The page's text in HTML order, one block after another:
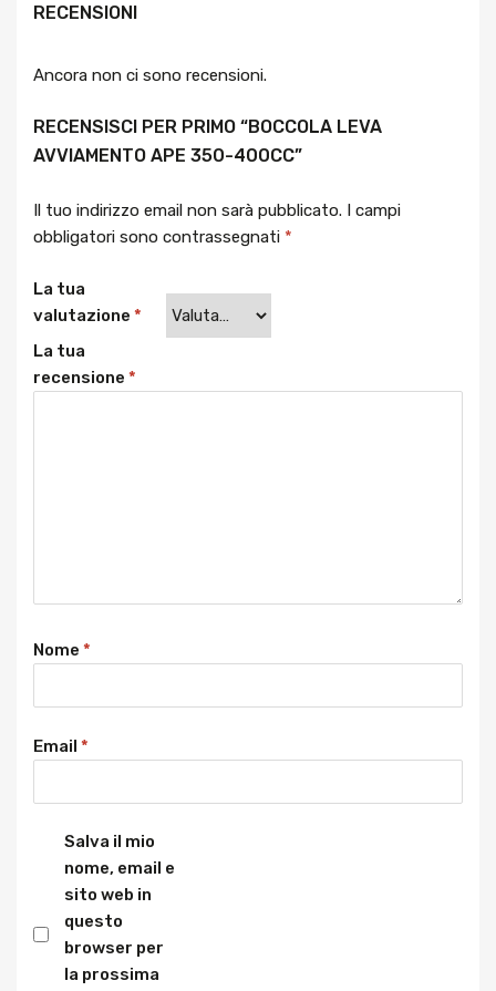
RECENSIONI
Ancora non ci sono recensioni.
RECENSISCI PER PRIMO “BOCCOLA LEVA
AVVIAMENTO APE 350-400CC”
Il tuo indirizzo email non sarà pubblicato.
I campi
obbligatori sono contrassegnati *
La tua
valutazione *
La tua
recensione *
Nome *
Email *
Salva il mio
nome, email e
sito web in
questo
browser per
la prossima